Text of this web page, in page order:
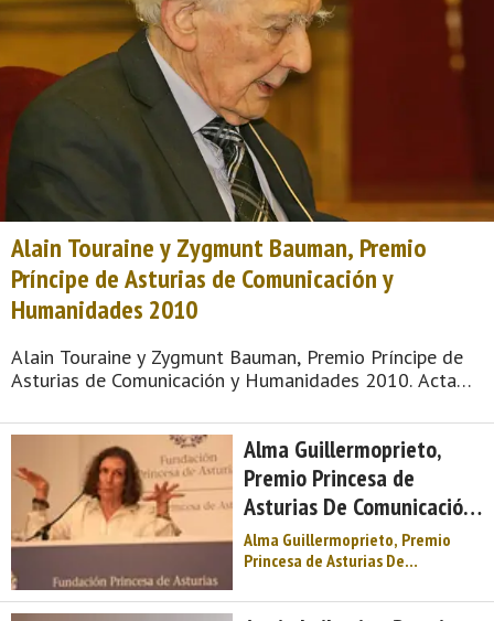
Alain Touraine y Zygmunt Bauman, Premio
Príncipe de Asturias de Comunicación y
Humanidades 2010
Alain Touraine y Zygmunt Bauman, Premio Príncipe de
Asturias de Comunicación y Humanidades 2010. Acta
Príncipe de Asturias de Comunicación y Humanidades
2010, integrado por D. José Ant ...Alma Guillermoprieto,
Premio Princesa de
Asturias De Comunicación
y Humanidades 2018
Alma Guillermoprieto, Premio
Princesa de Asturias De
2018. Nacida en Ciudad de México